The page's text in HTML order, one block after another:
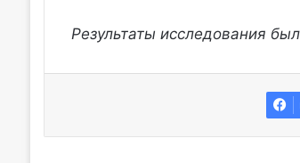
Результаты исследования